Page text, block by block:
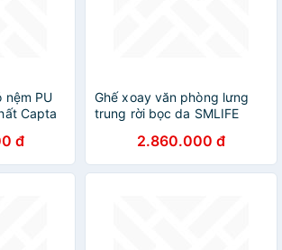
nệm PU
Capta
đ
Ghế xoay văn phòng lưng
trung rời bọc da SMLIFE
2.860.000 đ